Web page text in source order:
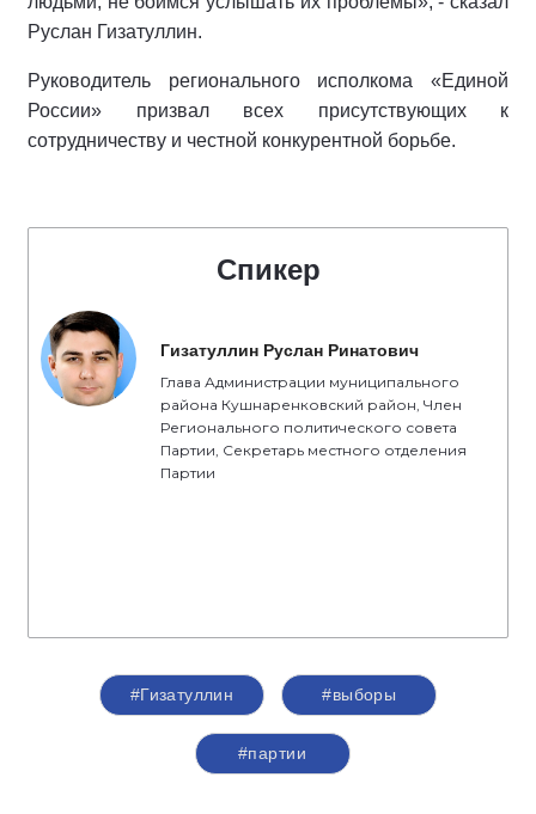
Руслан Гизатуллин.
Руководитель регионального исполкома «Единой
России» призвал всех присутствующих к
сотрудничеству и честной конкурентной борьбе.
Спикер
Гизатуллин Руслан Ринатович
Глава Администрации муниципального
района Кушнаренковский район, Член
Регионального политического совета
Партии, Секретарь местного отделения
Партии
#Гизатуллин #выборы
#партии